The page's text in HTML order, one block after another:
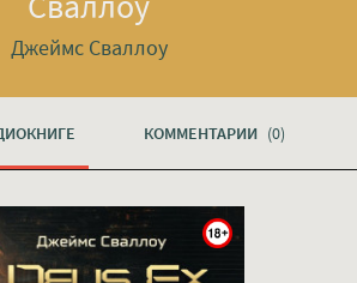
Джеймс Сваллоу
КОММЕНТАРИИ (0)